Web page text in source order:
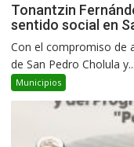
Tonantzin
sentido social en
Con el compromiso de
de San Pedro Cholula y...
Municipios